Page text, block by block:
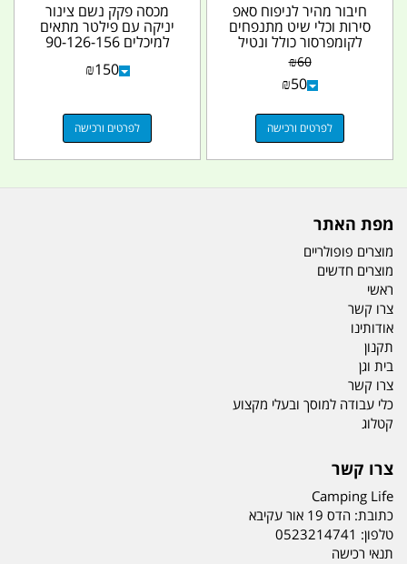
חיבור מהיר לניפוח סאפ
סירות וכלי שיט מתנפחים
לקומפרסור כולל ונטיל
צבע כתום...
₪60
₪50
לפרטים ורכישה
מכסה פקק נשם צינור
יניקה עם פילטר מתאים
למיכלים 90-126-156
₪150
לפרטים ורכישה
מפת האתר
מוצרים פופולריים
מוצרים חדשים
ראשי
צרו קשר
אודותינו
תקנון
בית וגן
צרו קשר
כלי עבודה למוסך ובעלי מקצוע
קטלוג
צרו קשר
Camping Life
כתובת: הדס 19 אור עקיבא
טלפון: 0523214741
תנאי רכישה